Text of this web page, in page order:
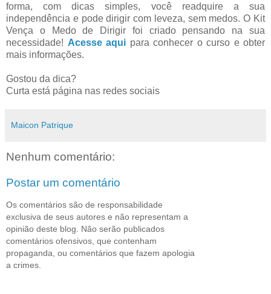
forma, com dicas simples, você readquire a sua
independência e pode dirigir com leveza, sem medos. O Kit
Vença o Medo de Dirigir foi criado pensando na sua
necessidade! Acesse aqui para conhecer o curso e obter
mais informações.
Gostou da dica?
Curta está página nas redes sociais
Maicon Patrique
Nenhum comentário:
Postar um comentário
Os comentários são de responsabilidade
exclusiva de seus autores e não representam a
opinião deste blog. Não serão publicados
comentários ofensivos, que contenham
propaganda, ou comentários que fazem apologia
a crimes.